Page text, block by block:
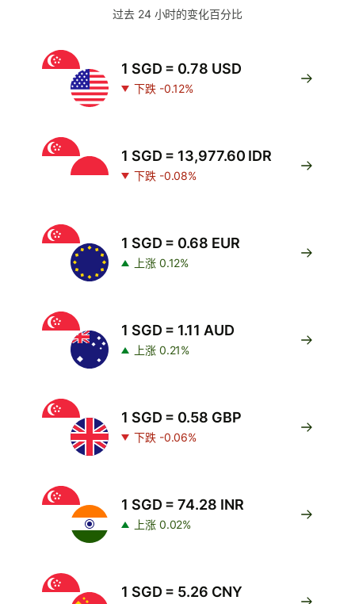
过去 24 小时的变化百分比
1 SGD = 0.78 USD
下跌 -0.12%
1 SGD = 13,977.60 IDR
下跌 -0.08%
1 SGD = 0.68 EUR
上涨 0.12%
1 SGD = 1.11 AUD
上涨 0.21%
1 SGD = 0.58 GBP
下跌 -0.06%
1 SGD = 74.28 INR
上涨 0.02%
1 SGD = 5.26 CNY